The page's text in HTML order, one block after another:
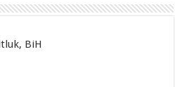
BiH